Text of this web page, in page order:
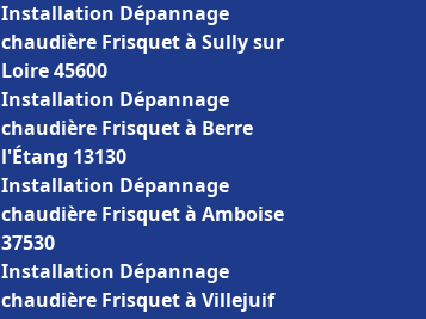
Installation Dépannage
chaudière Frisquet à Sully sur
Loire 45600
Installation Dépannage
chaudière Frisquet à Berre
l'Étang 13130
Installation Dépannage
chaudière Frisquet à Amboise
37530
Installation Dépannage
chaudière Frisquet à Villejuif